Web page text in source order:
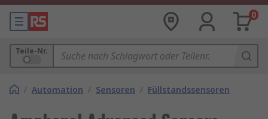
0
Teile-Nr.
/ Automation / Sensoren / Füllstandssensoren